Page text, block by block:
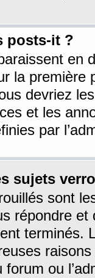
posts-it ?
en
la première
devriez
et les
par
sujets
sont
répondre
terminés.
forum ou